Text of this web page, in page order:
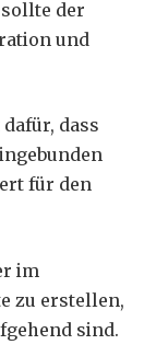
der
und
dass
für den
im
zu erstellen,
sind.